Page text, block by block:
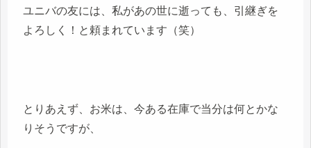
ユニバの友には、私があの世に逝っても、引継ぎを
よろしく！と頼まれています（笑）
とりあえず、お米は、今ある在庫で当分は何とかな
りそうですが、